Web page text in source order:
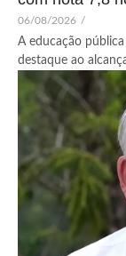
06/08/2026 /
A educação
destaque ao